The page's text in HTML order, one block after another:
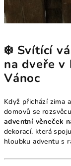
❄️ Svítící
na dveře v
Vánoc
Když přichází zima
domovů se
adventní věneček
dekorací, která
hloubku adventu s